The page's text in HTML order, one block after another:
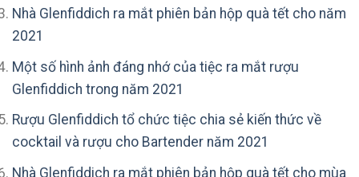
Nhà Glenfiddich ra mắt phiên bản hộp quà tết cho năm
2021
Một số hình ảnh đáng nhớ của tiệc ra mắt rượu
Glenfiddich trong năm 2021
Rượu Glenfiddich tổ chức tiệc chia sẻ kiến thức về
cocktail và rượu cho Bartender năm 2021
Nhà Glenfiddich ra mắt phiên bản hộp quà tết cho mùa